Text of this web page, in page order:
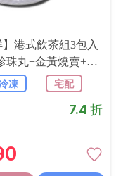
】港式飲茶組3包入
珠丸+金黃燒賣+蝦
)凍 宅配
7.4 折